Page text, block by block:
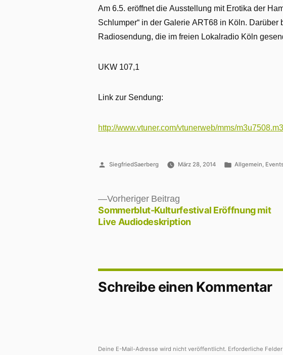
Am 6.5. eröffnet die Ausstellung mit Erotika der
Schlumper“ in der Galerie ART68 in Köln.
Radiosendung, die im freien Lokalradio Köln
UKW 107,1
Link zur Sendung:
http://www.vtuner.com/vtunerweb/mms/
Veröffentlicht
SiegfriedSaerberg März 28, 2014
Veröffentlicht
Allgemein,
Beitragsnavigation
Vorheriger Beitrag
Beitrag:
Sommerblut-Kulturfestival Eröffnung mit
Live Audiodeskription
Schreibe einen Kommentar
Deine E-Mail-Adresse wird nicht veröffentlicht. Erforderliche